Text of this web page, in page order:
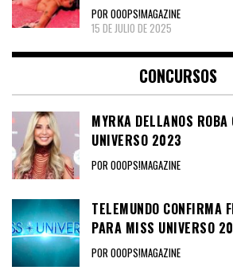
POR OOOPS!MAGAZINE
15 DE JULIO DE 2025
CONCURSOS
MYRKA DELLANOS
UNIVERSO 2023
POR OOOPS!MAGAZINE
TELEMUNDO CONFIRMA
PARA MISS UNIVERSO
POR OOOPS!MAGAZINE